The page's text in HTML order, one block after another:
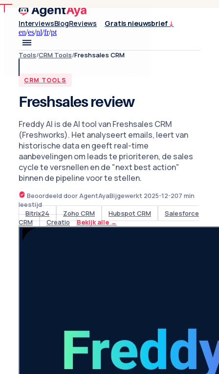
InterviewsBlogReviews Gratis nieuwsbrief ↓
en/es/nl/fr/pt
Tools/CRM Tools/Freshsales CRM
CRM TOOLS
Freshsales review
Freddy AI is de AI tool van Freshsales CRM
(Freshworks). Het analyseert emails, leert van
historische data en geeft real-time
aanbevelingen om leads te prioriteren, de sales
cycle te versnellen en de "next best action"
binnen de pipeline voor te stellen.
Beoordeeld door AgentAyaBijgewerkt 2025-12-207 min
leestijd
Bitrix24
Zoho CRM Hubspot CRM
Salesforce
CRM
Creatio Bekijk alle→